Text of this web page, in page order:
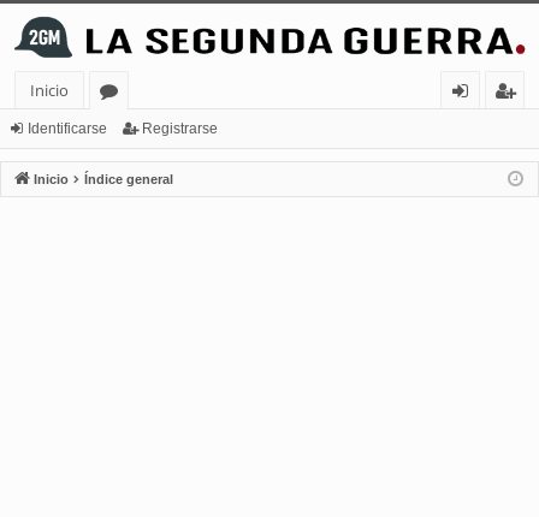
Inicio
or
os
nt
ifi
ist
ra
Identificarse Registrarse
Inicio Índice general